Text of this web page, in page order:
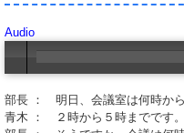
Audio
部長 ： 明日、会議室は何時から
青木 ： ２時から５時までです。